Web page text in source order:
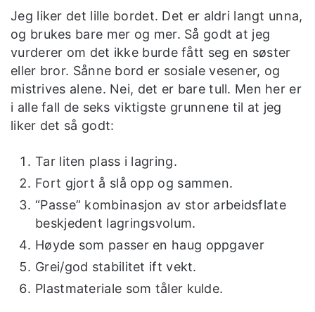
Jeg liker det lille bordet. Det er aldri langt unna,
og brukes bare mer og mer. Så godt at jeg
vurderer om det ikke burde fått seg en søster
eller bror. Sånne bord er sosiale vesener, og
mistrives alene. Nei, det er bare tull. Men her er
i alle fall de seks viktigste grunnene til at jeg
liker det så godt:
Tar liten plass i lagring.
Fort gjort å slå opp og sammen.
“Passe” kombinasjon av stor arbeidsflate
beskjedent lagringsvolum.
Høyde som passer en haug oppgaver
Grei/god stabilitet ift vekt.
Plastmateriale som tåler kulde.